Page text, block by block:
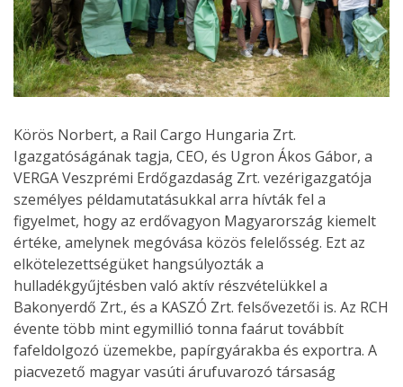
Körös Norbert, a Rail Cargo Hungaria Zrt.
Igazgatóságának tagja, CEO, és Ugron Ákos Gábor, a
VERGA Veszprémi Erdőgazdaság Zrt. vezérigazgatója
személyes példamutatásukkal arra hívták fel a
figyelmet, hogy az erdővagyon Magyarország kiemelt
értéke, amelynek megóvása közös felelősség. Ezt az
elkötelezettségüket hangsúlyozták a
hulladékgyűjtésben való aktív részvételükkel a
Bakonyerdő Zrt., és a KASZÓ Zrt. felsővezetői is. Az RCH
évente több mint egymillió tonna faárut továbbít
fafeldolgozó üzemekbe, papírgyárakba és exportra. A
piacvezető magyar vasúti árufuvarozó társaság